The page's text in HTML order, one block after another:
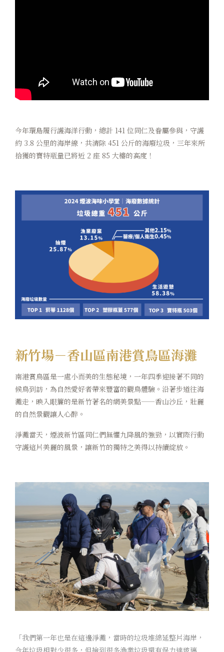
今年環島履行護海洋行動，總計 141 位同仁及眷屬參與，守護
約 3.8 公里的海岸線，共清除 451 公斤的海廢垃圾，三年來所
拾獲的寶特瓶量已將近 2 座 85 大樓的高度！
新竹場－香山區南港賞鳥區海灘
南港賞鳥區是一處小而美的生態秘境，一年四季迎接著不同的
候鳥到訪，為自然愛好者帶來豐富的觀鳥體驗。沿著步道往海
灘走，映入眼簾的是新竹著名的網美景點——香山沙丘，壯麗
的自然景觀讓人心醉。
淨灘當天，煙波新竹區同仁們無懼九降風的強勁，以實際行動
守護這片美麗的風景，讓新竹的獨特之美得以持續綻放。
「我們第一年也是在這邊淨灘，當時的垃圾堆綿延整片海岸，